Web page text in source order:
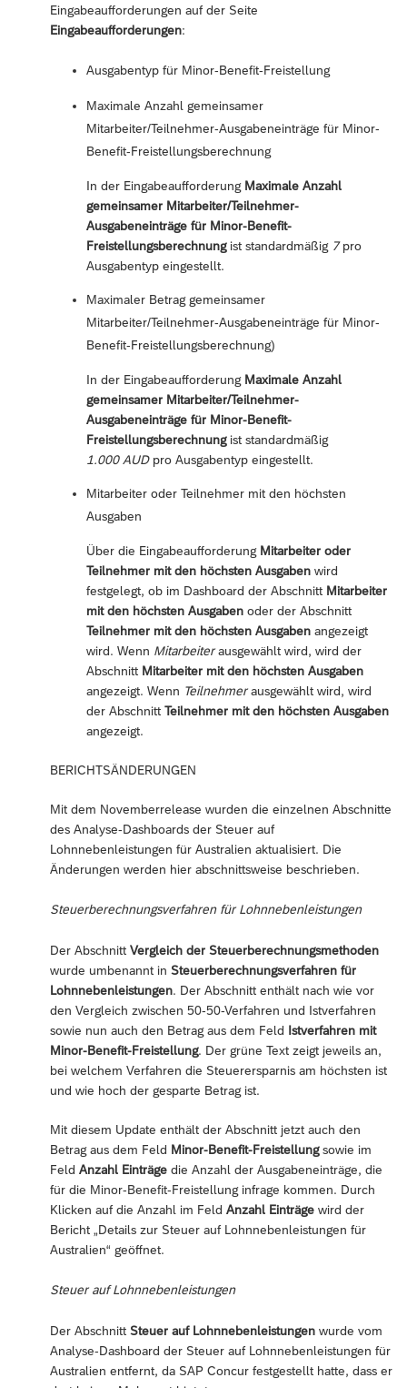
Eingabeaufforderungen auf der Seite
Eingabeaufforderungen:
Ausgabentyp für Minor-Benefit-Freistellung
Maximale Anzahl gemeinsamer
Mitarbeiter/Teilnehmer-Ausgabeneinträge für Minor-
Benefit-Freistellungsberechnung
In der Eingabeaufforderung Maximale Anzahl
gemeinsamer Mitarbeiter/Teilnehmer-
Ausgabeneinträge für Minor-Benefit-
Freistellungsberechnungist standardmäßig 7pro
Ausgabentyp eingestellt.
Maximaler Betrag gemeinsamer
Mitarbeiter/Teilnehmer-Ausgabeneinträge für Minor-
Benefit-Freistellungsberechnung)
In der Eingabeaufforderung Maximale Anzahl
gemeinsamer Mitarbeiter/Teilnehmer-
Ausgabeneinträge für Minor-Benefit-
Freistellungsberechnungist standardmäßig
1.000 AUDpro Ausgabentyp eingestellt.
Mitarbeiter oder Teilnehmer mit den höchsten
Ausgaben
Über die Eingabeaufforderung Mitarbeiter oder
Teilnehmer mit den höchsten Ausgaben wird
festgelegt, ob im Dashboard der Abschnitt Mitarbeiter
mit den höchsten Ausgaben oder der Abschnitt
Teilnehmer mit den höchsten Ausgaben angezeigt
wird. Wenn Mitarbeiterausgewählt wird, wird der
Abschnitt Mitarbeiter mit den höchsten Ausgaben
angezeigt. Wenn Teilnehmerausgewählt wird, wird
der Abschnitt Teilnehmer mit den höchsten Ausgaben
angezeigt.
BERICHTSÄNDERUNGEN
Mit dem Novemberrelease wurden die einzelnen Abschnitte
des Analyse-Dashboards der Steuer auf
Lohnnebenleistungen für Australien aktualisiert. Die
Änderungen werden hier abschnittsweise beschrieben.
Steuerberechnungsverfahren für Lohnnebenleistungen
Der Abschnitt Vergleich der Steuerberechnungsmethoden
wurde umbenannt in Steuerberechnungsverfahren für
Lohnnebenleistungen. Der Abschnitt enthält nach wie vor
den Vergleich zwischen 50-50-Verfahren und Istverfahren
sowie nun auch den Betrag aus dem Feld Istverfahren mit
Minor-Benefit-Freistellung. Der grüne Text zeigt jeweils an,
bei welchem Verfahren die Steuerersparnis am höchsten ist
und wie hoch der gesparte Betrag ist.
Mit diesem Update enthält der Abschnitt jetzt auch den
Betrag aus dem Feld Minor-Benefit-Freistellungsowie im
Feld Anzahl Einträge die Anzahl der Ausgabeneinträge, die
für die Minor-Benefit-Freistellung infrage kommen. Durch
Klicken auf die Anzahl im Feld Anzahl Einträge wird der
Bericht „Details zur Steuer auf Lohnnebenleistungen für
Australien“ geöffnet.
Steuer auf Lohnnebenleistungen
Der Abschnitt Steuer auf Lohnnebenleistungen wurde vom
Analyse-Dashboard der Steuer auf Lohnnebenleistungen für
Australien entfernt, da SAP Concur festgestellt hatte, dass er